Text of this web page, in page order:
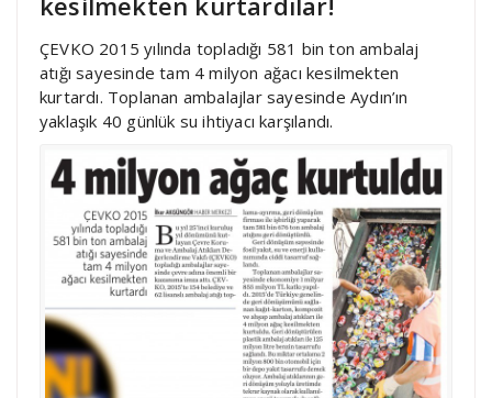
ÇEVKO 2015 yılında topladığı 581 bin ton ambalaj
atığı sayesinde tam 4 milyon ağacı kesilmekten
kurtardı. Toplanan ambalajlar sayesinde Aydın’ın
yaklaşık 40 günlük su ihtiyacı karşılandı.